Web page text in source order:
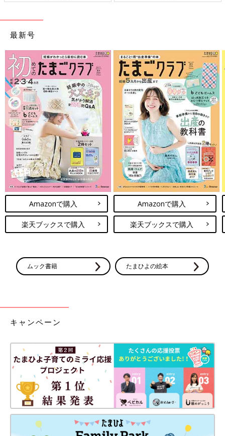
最新号
Amazonで購入
楽天ブックスで購入
Amazonで購入
楽天ブックスで購入
ムック書籍 たまひよの絵本
キャンペーン